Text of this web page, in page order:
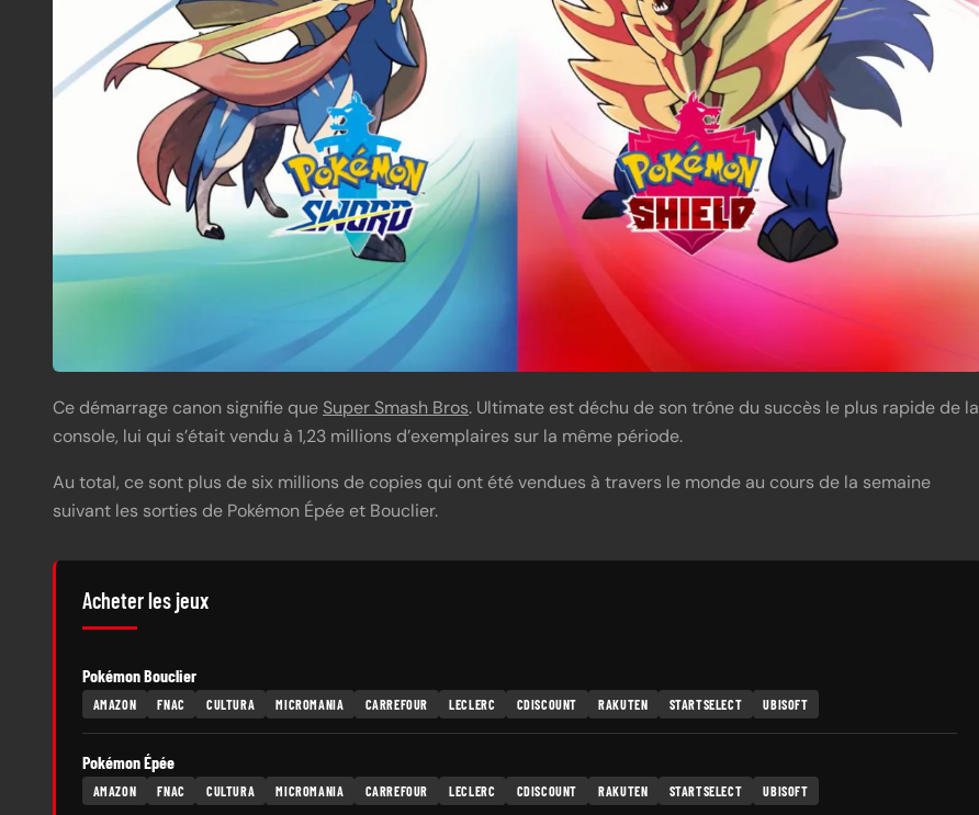
Ce démarrage canon signifie que Super Smash Bros. Ultimate est déchu de son trône du succès le plus rapide de la
console, lui qui s’était vendu à 1,23 millions d’exemplaires sur la même période.
Au total, ce sont plus de six millions de copies qui ont été vendues à travers le monde au cours de la semaine
suivant les sorties de Pokémon Épée et Bouclier.
Acheter les jeux
Pokémon Bouclier
AMAZON FNAC CULTURA MICROMANIA CARREFOUR LECLERC CDISCOUNT RAKUTEN STARTSELECT UBISOFT
Pokémon Épée
AMAZON FNAC CULTURA MICROMANIA CARREFOUR LECLERC CDISCOUNT RAKUTEN STARTSELECT UBISOFT